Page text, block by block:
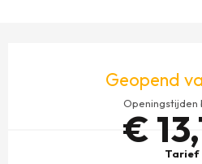
Geopend
Openingstijden
€
Tarief